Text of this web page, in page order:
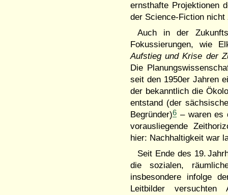
ernsthafte Projektionen
der Science-Fiction
Auch in der
Fokussierungen, wie
Aufstieg und Krise der
Die
seit den 1950er Jahren
der bekanntlich die
entstand (der
Begründer)6 – waren es
vorausliegende
hier: Nachhaltigkeit war
Seit Ende des 19.
die sozialen,
insbesondere infolge
Leitbilder